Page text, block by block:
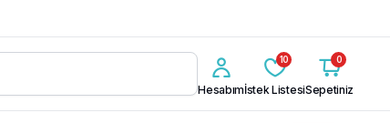
Hesabım
10
İstek Listesi
0
Sepetiniz